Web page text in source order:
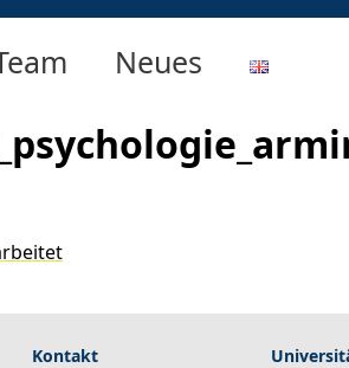
Neues
Kontakt